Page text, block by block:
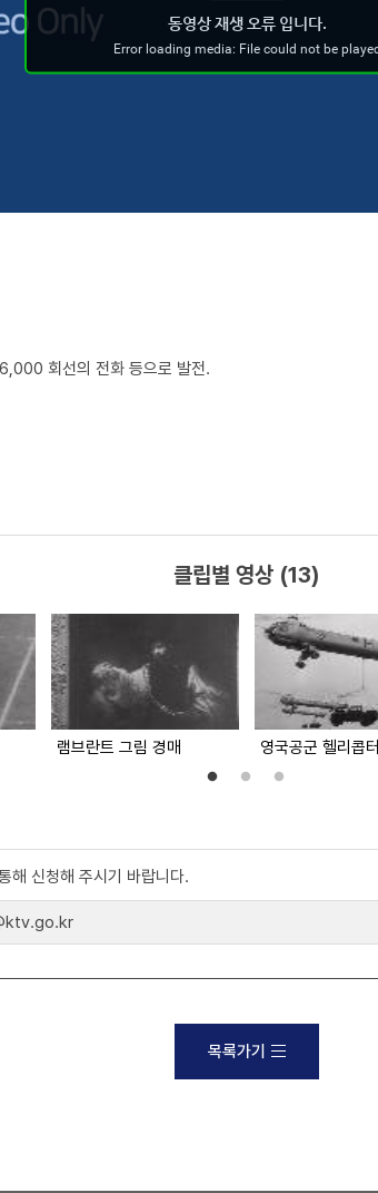
회선의 전화 등으로 발전.
클립별 영상 (13)
램브란트 그림 경매 영국공군 헬리콥터
신청해 주시기 바랍니다.
목록가기